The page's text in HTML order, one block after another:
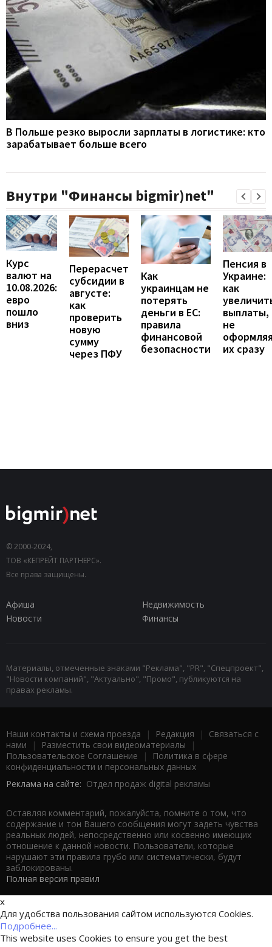
В Польше резко выросли зарплаты в логистике: кто
зарабатывает больше всего
Внутри "Финансы bigmir)net"
Курс
валют на
10.08.2026:
евро
пошло
вниз
Перерасчет
субсидии в
августе:
как
проверить
новую
сумму
через ПФУ
Как
украинцам не
потерять
деньги в ЕС:
правила
финансовой
безопасности
Пенсия в
Украине:
как
выплаты,
не
их сразу
© 2000-2024,
ТОВ «КЕПРЕЙТ ПАРТНЕРС».
Все права защищены.
Афиша
Недвижимость
Новости
Финансы
Материалы, отмеченные знаками "Реклама", "PR", "Спецпроект",
"Новости компаний", "Актуально", "Промо", публикуются на
правах рекламы.
Наши контакты и схема проезда | Редакция | Связаться с
нами | Разместить свои видеоматериалы |
Пользовательское Соглашение |
Политика в сфере
конфиденциальности и персональных данных
Реклама на сайте: Отдел продаж digital рекламы
Оставляя комментарий, пожалуйста, помните о том, что
содержание и тон Вашего сообщения могут задеть чувства
реальных людей, непосредственно или косвенно имеющих
отношение к данной новости. Пользователи, которые
нарушают эти правила грубо или систематически, будут
заблокированы.
Полная версия правил
x
Для удобства пользования сайтом используются Cookies.
Подробнее...
This website uses Cookies to ensure you get the best